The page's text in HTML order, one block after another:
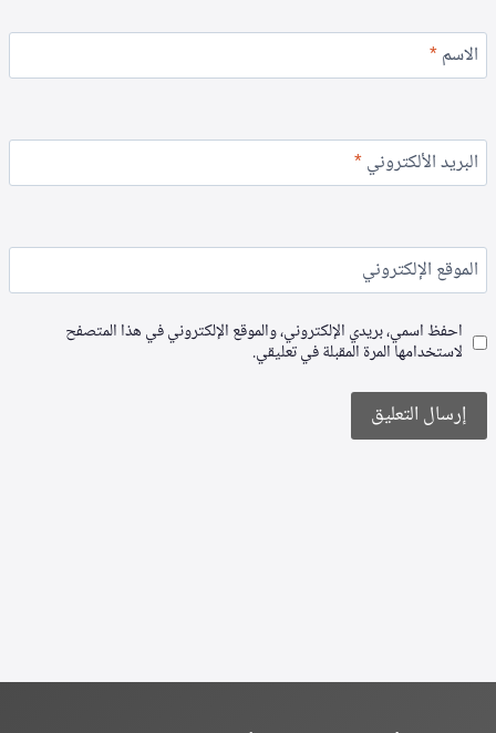
الاسم*
البريد الألكتروني*
الموقع الإلكتروني
احفظ اسمي، بريدي الإلكتروني، والموقع الإلكتروني في هذا المتصفح
لاستخدامها المرة المقبلة في تعليقي.